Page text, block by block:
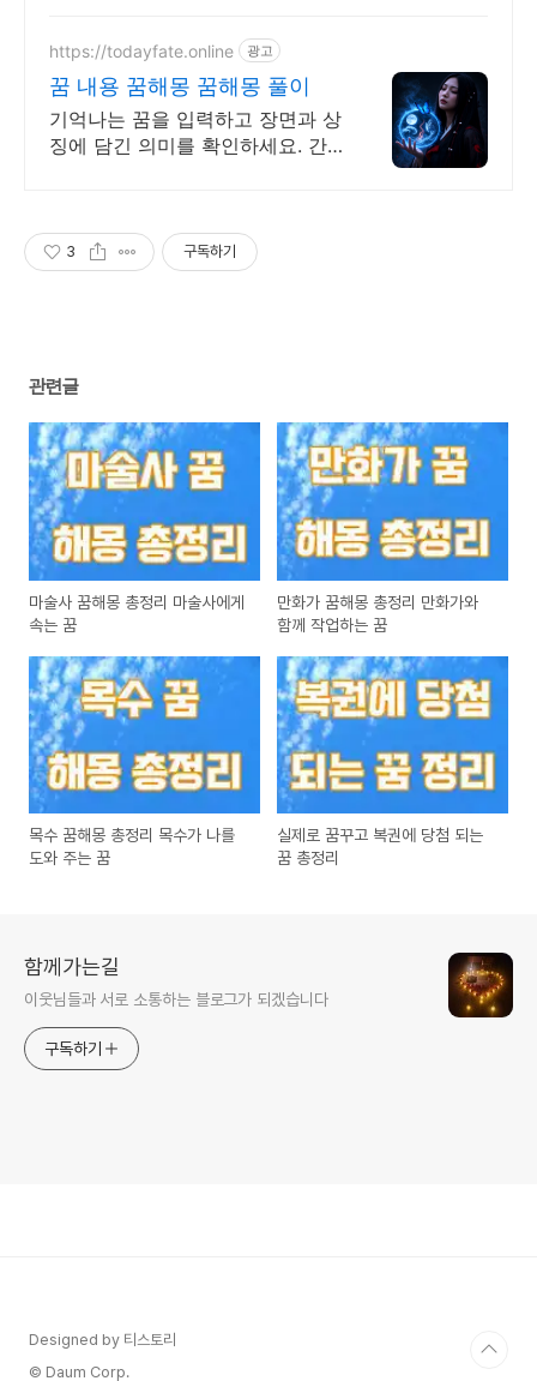
https://todayfate.online 광고
꿈 내용 꿈해몽 꿈해몽 풀이
기억나는 꿈을 입력하고 장면과 상
징에 담긴 의미를 확인하세요. 간
3 구독하기
관련글
마술사 꿈해몽 총정리 마술사에게
속는 꿈
만화가 꿈해몽 총정리 만화가와
함께 작업하는 꿈
목수 꿈해몽 총정리 목수가 나를
도와 주는 꿈
실제로 꿈꾸고 복권에 당첨 되는
꿈 총정리
함께가는길
이웃님들과 서로 소통하는 블로그가 되겠습니다
구독하기
Designed by 티스토리
© Daum Corp.